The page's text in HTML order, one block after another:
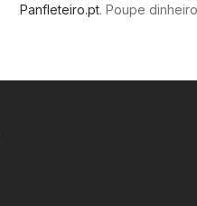
Panfleteiro.pt. Poupe